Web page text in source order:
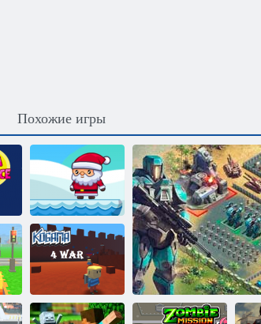
Похожие игры
Рождественское
приключение